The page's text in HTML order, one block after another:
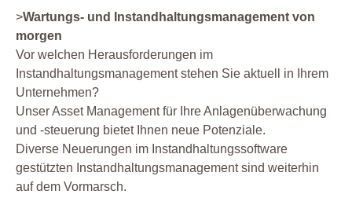
>Wartungs- und Instandhaltungsmanagement von
morgen
Vor welchen Herausforderungen im
Instandhaltungsmanagement stehen Sie aktuell in Ihrem
Unternehmen?
Unser Asset Management für Ihre Anlagenüberwachung
und -steuerung bietet Ihnen neue Potenziale.
Diverse Neuerungen im Instandhaltungssoftware
gestützten Instandhaltungsmanagement sind weiterhin
auf dem Vormarsch.